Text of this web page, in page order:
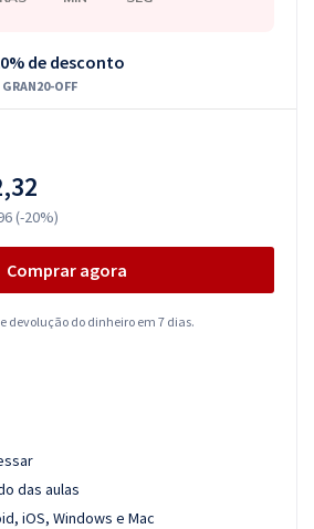
de desconto
GRAN20-OFF
(-20%)
Comprar agora
devolução do dinheiro em 7 dias.
das aulas
iOS, Windows e Mac